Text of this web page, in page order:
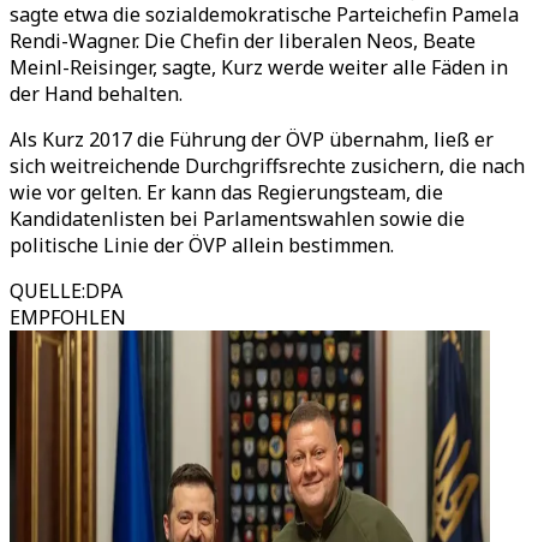
sagte etwa die sozialdemokratische Parteichefin Pamela
Rendi-Wagner. Die Chefin der liberalen Neos, Beate
Meinl-Reisinger, sagte, Kurz werde weiter alle Fäden in
der Hand behalten.
Als Kurz 2017 die Führung der ÖVP übernahm, ließ er
sich weitreichende Durchgriffsrechte zusichern, die nach
wie vor gelten. Er kann das Regierungsteam, die
Kandidatenlisten bei Parlamentswahlen sowie die
politische Linie der ÖVP allein bestimmen.
QUELLE:DPA
EMPFOHLEN